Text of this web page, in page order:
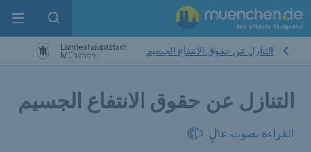
search
التنازل عن حقوق الانتفاع الجسيم
التنازل عن حقوق الانتفاع الجسيم
القراءة بصوت عالٍ